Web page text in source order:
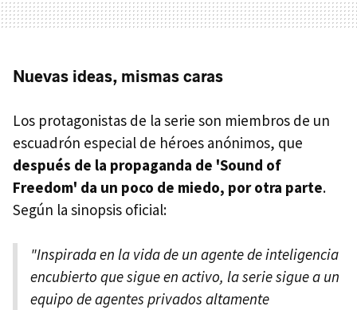
Nuevas ideas, mismas caras
Los protagonistas de la serie son miembros de un
escuadrón especial de héroes anónimos, que
después de la propaganda de 'Sound of
Freedom' da un poco de miedo, por otra parte.
Según la sinopsis oficial:
"Inspirada en la vida de un agente de inteligencia
encubierto que sigue en activo, la serie sigue a un
equipo de agentes privados altamente